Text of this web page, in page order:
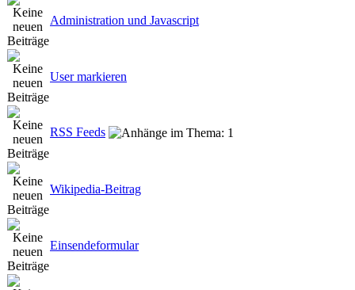
Administration und Javascript
User markieren
RSS Feeds
Wikipedia-Beitrag
Einsendeformular